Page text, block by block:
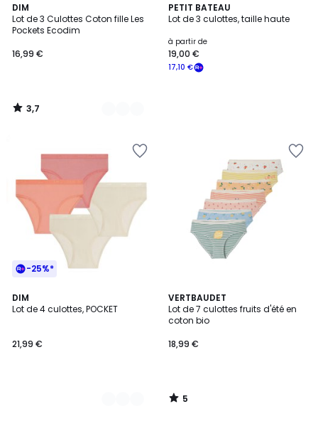
DIM
Lot de 3 Culottes Coton fille Les
Pockets Ecodim
16,99 €
3,7
/ 5
6
Couleurs
3,7
/
PETIT BATEAU
Lot de 3 culottes, taille haute
à partir de
17,10 €
19,00 €
-25%*
DIM
Lot de 4 culottes, POCKET
21,99 €
2
Couleurs
VERTBAUDET
Lot de 7 culottes fruits d'été en
coton bio
18,99 €
5
/
5
5
/